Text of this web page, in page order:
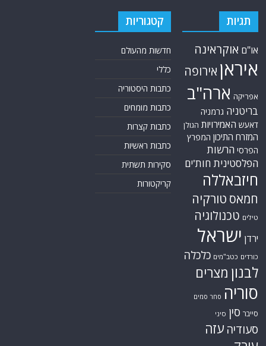
תגיות
או"ם אוקראינה
איראן אירופה
אפריקה ארה"ב
בריטניה גרמניה
דאעש האמירויות הגולן
המזרח התיכון המפרץ
הפרסי הרשות
הפלסטינית חות'ים
חיזבאללה
חמאס טורקיה
טילים טכנולוגיה
ירדן ישראל
כורדים כטב"מים כלכלה
לבנון מצרים
סוריה סחר סמים
סייבר סין סיני
סעודיה עזה
קטגוריות
חדשות מהעולם
כללי
כתבות היסטוריה
כתבות מומחים
כתבות קצרות
כתבות ראשיות
סקירות תשתית
קריקטורות